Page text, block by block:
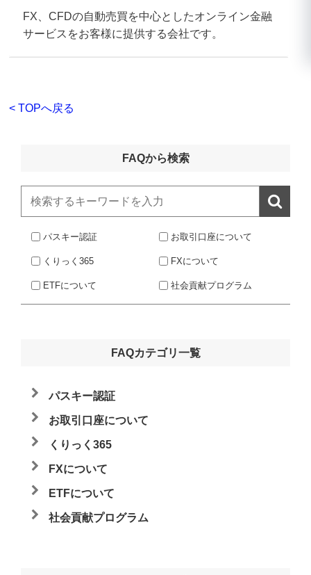
FX、CFDの自動売買を中心としたオンライン金融
サービスをお客様に提供する会社です。
< TOPへ戻る
FAQから検索

パスキー認証 お取引口座について
くりっく365 FXについて
ETFについて 社会貢献プログラム
FAQカテゴリ一覧
パスキー認証
お取引口座について
くりっく365
FXについて
ETFについて
社会貢献プログラム